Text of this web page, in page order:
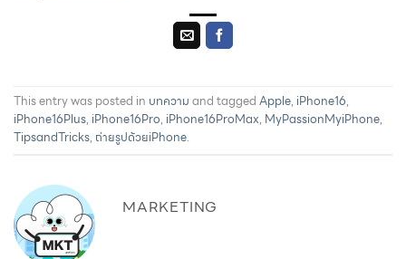
This entry was posted in บทความand taggedApple, iPhone16,
iPhone16Plus, iPhone16Pro, iPhone16ProMax, MyPassionMyiPhone,
TipsandTricks, ถ่ายรูปด้วยiPhone.
MARKETING